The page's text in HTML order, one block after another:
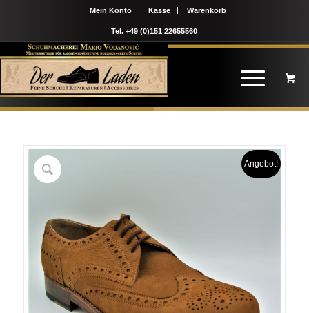
Mein Konto Kasse Warenkorb
Tel. +49 (0)151 22655560
Angebot!